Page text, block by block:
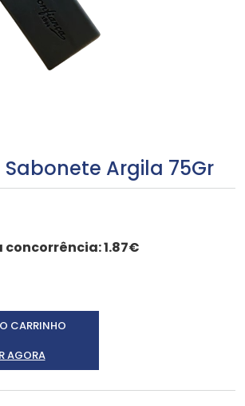
Argila 75Gr
concorrência:1.87€
CARRINHO
AGORA